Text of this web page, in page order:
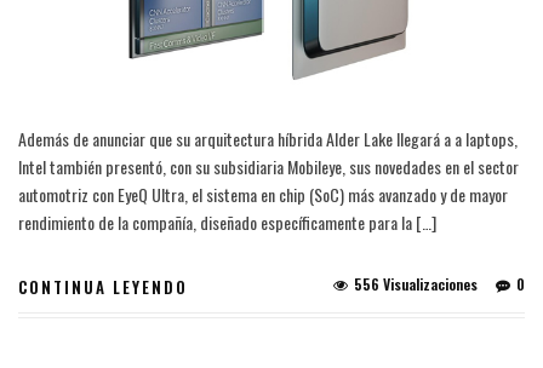
Además de anunciar que su arquitectura híbrida Alder Lake llegará a a laptops,
Intel también presentó, con su subsidiaria Mobileye, sus novedades en el sector
automotriz con EyeQ Ultra, el sistema en chip (SoC) más avanzado y de mayor
rendimiento de la compañía, diseñado específicamente para la […]
CONTINUA LEYENDO 0
556 Visualizaciones